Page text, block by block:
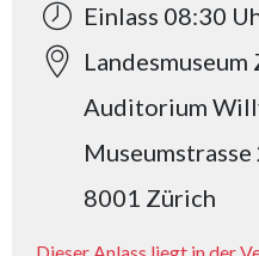
Einlass 08:30
Landesmuseum
Auditorium
Museumstrasse
8001 Zürich